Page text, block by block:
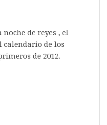
de reyes , el
calendario de los
de 2012.